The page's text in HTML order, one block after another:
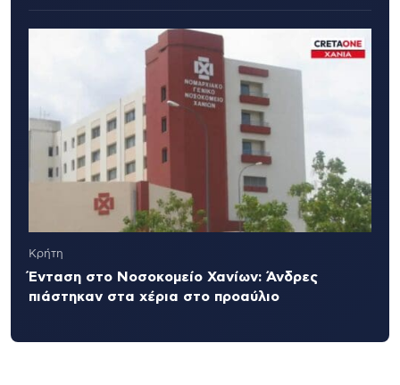
Κρήτη
Ένταση στο Νοσοκομείο Χανίων: Άνδρες
πιάστηκαν στα χέρια στο προαύλιο